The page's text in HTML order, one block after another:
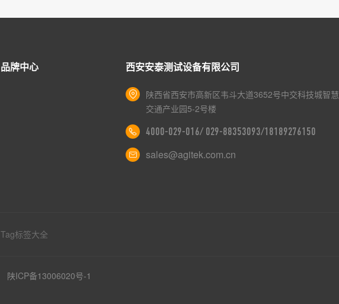
品牌中心 西安安泰测试设备有限公司
陕西省西安市高新区韦斗大道3652号中交科技城智慧
交通产业园5-2号楼
4000-029-016/ 029-88353093/18189276150
sales@agitek.com.cn
Tag标签大全
陕ICP备13006020号-1